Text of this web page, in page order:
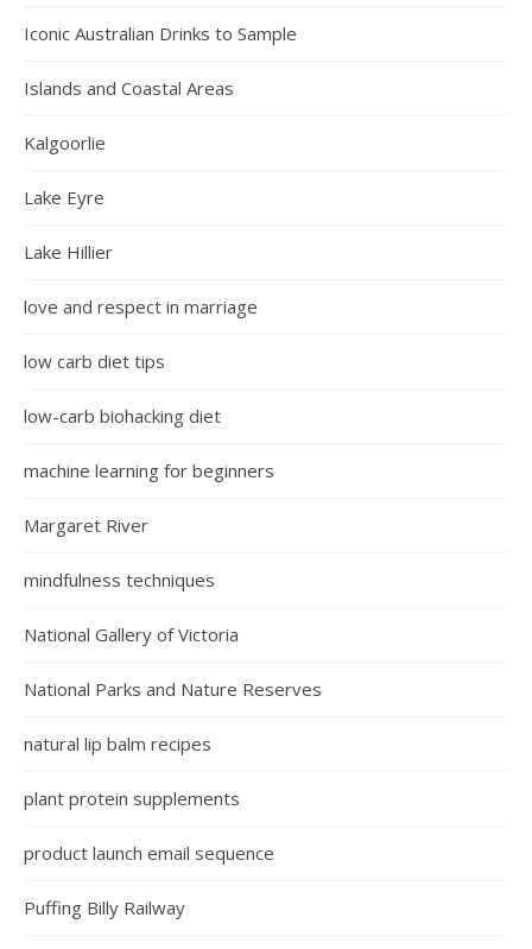
Iconic Australian Drinks to Sample
Islands and Coastal Areas
Kalgoorlie
Lake Eyre
Lake Hillier
love and respect in marriage
low carb diet tips
low-carb biohacking diet
machine learning for beginners
Margaret River
mindfulness techniques
National Gallery of Victoria
National Parks and Nature Reserves
natural lip balm recipes
plant protein supplements
product launch email sequence
Puffing Billy Railway